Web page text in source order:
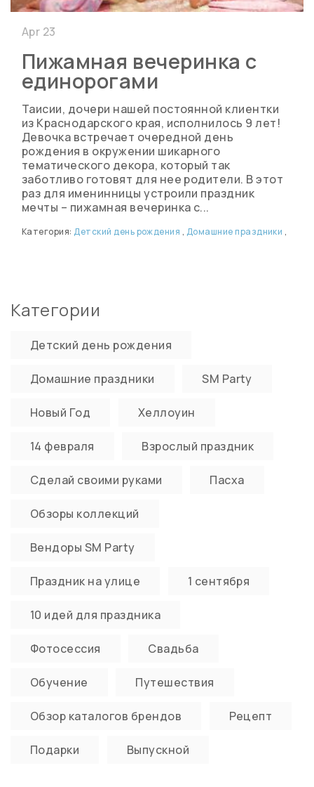
Пижамная вечеринка с
единорогами
Таисии, дочери нашей постоянной клиентки
из Краснодарского края, исполнилось 9 лет!
Девочка встречает очередной день
рождения в окружении шикарного
тематического декора, который так
заботливо готовят для нее родители. В этот
раз для именинницы устроили праздник
мечты – пижамная вечеринка с...
Apr 23
Категория:Детский день рождения , Домашние праздники ,
Категории
Детский день рождения
Домашние праздники SM Party
Новый Год Хеллоуин
14 февраля Взрослый праздник
Сделай своими руками Пасха
Обзоры коллекций
Вендоры SM Party
Праздник на улице 1 сентября
10 идей для праздника
Фотосессия Свадьба
Обучение Путешествия
Обзор каталогов брендов Рецепт
Подарки Выпускной